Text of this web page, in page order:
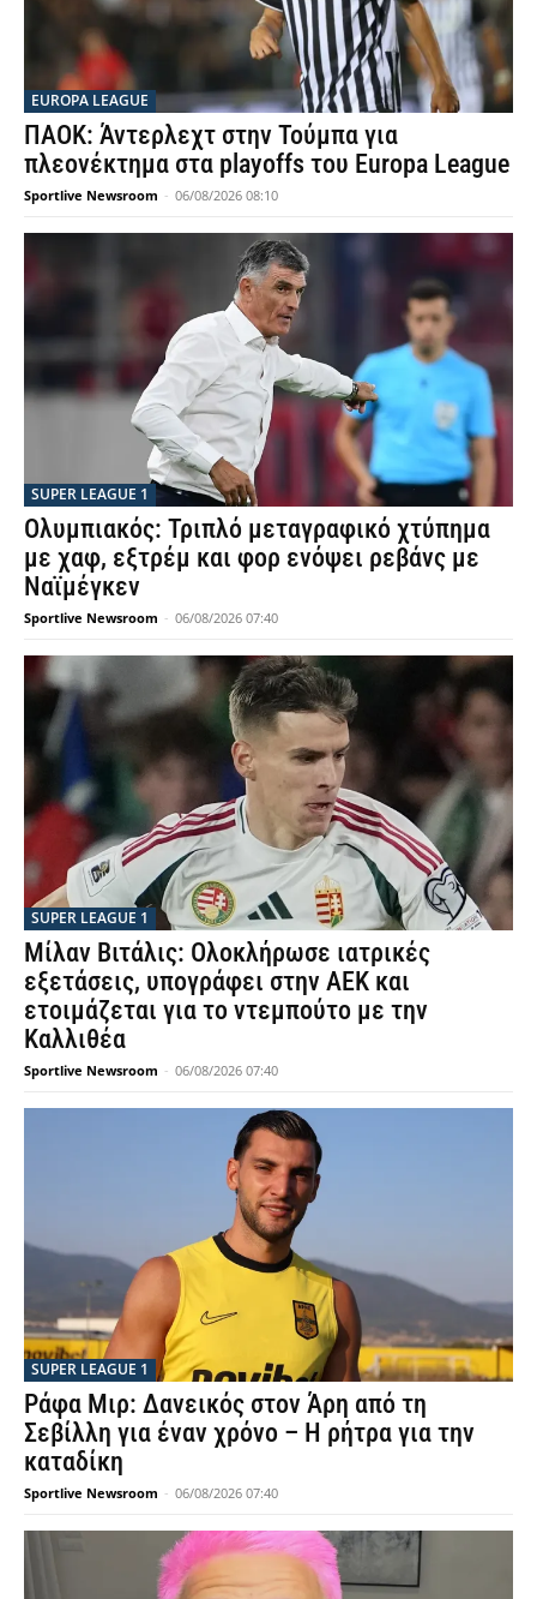
EUROPA LEAGUE
ΠΑΟΚ: Άντερλεχτ στην Τούμπα για
πλεονέκτημα στα playoffs του Europa League
Sportlive Newsroom - 06/08/2026 08:10
SUPER LEAGUE 1
Ολυμπιακός: Τριπλό μεταγραφικό χτύπημα
με χαφ, εξτρέμ και φορ ενόψει ρεβάνς με
Ναϊμέγκεν
Sportlive Newsroom - 06/08/2026 07:40
SUPER LEAGUE 1
Μίλαν Βιτάλις: Ολοκλήρωσε ιατρικές
εξετάσεις, υπογράφει στην ΑΕΚ και
ετοιμάζεται για το ντεμπούτο με την
Καλλιθέα
Sportlive Newsroom - 06/08/2026 07:40
SUPER LEAGUE 1
Ράφα Μιρ: Δανεικός στον Άρη από τη
Σεβίλλη για έναν χρόνο – Η ρήτρα για την
καταδίκη
Sportlive Newsroom - 06/08/2026 07:40